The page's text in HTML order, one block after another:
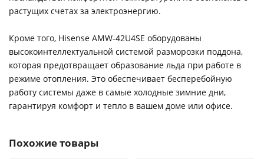
растущих счетах за электроэнергию.
Кроме того, Hisense AMW-42U4SE оборудованы
высокоинтеллектуальной системой разморозки поддона,
которая предотвращает образование льда при работе в
режиме отопления. Это обеспечивает бесперебойную
работу системы даже в самые холодные зимние дни,
гарантируя комфорт и тепло в вашем доме или офисе.
Похожие товары